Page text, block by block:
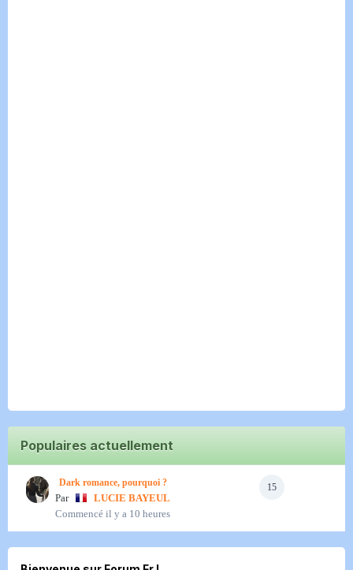
Populaires actuellement
15
Dark romance, pourquoi ?
Par
LUCIE BAYEUL
Commencé il y a 10 heures